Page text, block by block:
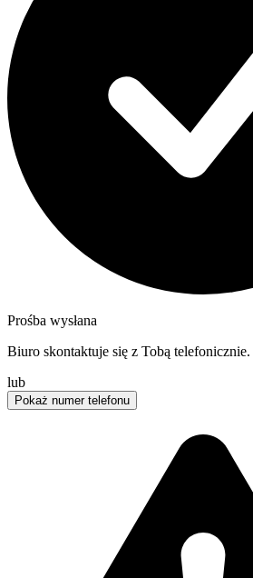
Prośba wysłana
Biuro skontaktuje się z Tobą telefonicznie.
lub
Pokaż numer telefonu